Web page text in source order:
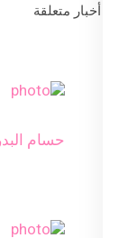
أخبار متعلقة
حسام